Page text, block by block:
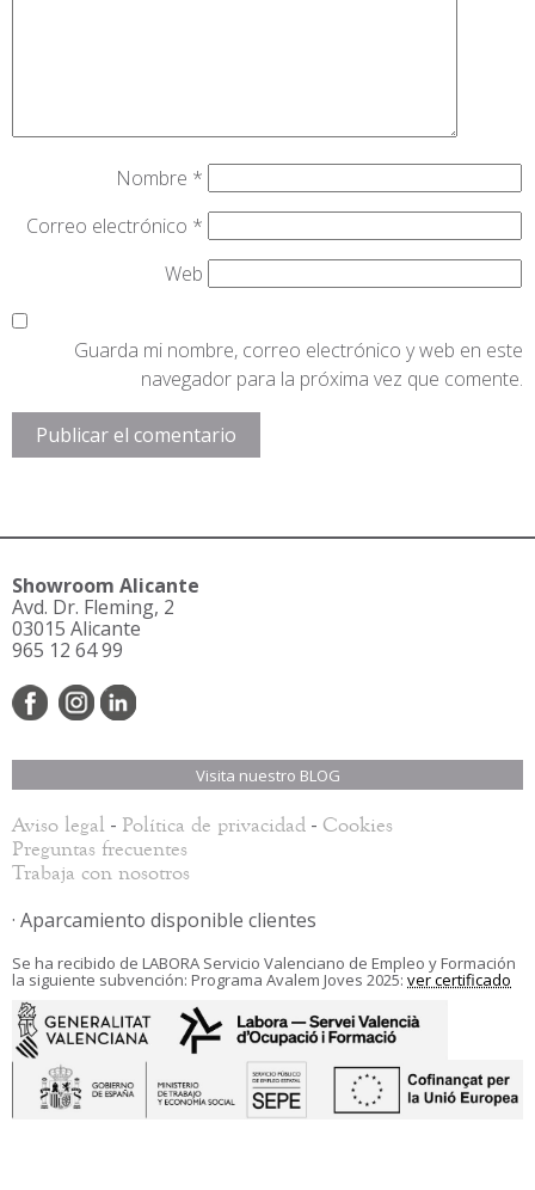
Nombre *
Correo electrónico *
Web
Guarda mi nombre, correo electrónico y web en este
navegador para la próxima vez que comente.
Showroom Alicante
Avd. Dr. Fleming, 2
03015 Alicante
965 12 64 99
Visita nuestro BLOG
Aviso legal - Política de privacidad - Cookies
Preguntas frecuentes
Trabaja con nosotros
· Aparcamiento disponible clientes
Se ha recibido de LABORA Servicio Valenciano de Empleo y Formación
la siguiente subvención: Programa Avalem Joves 2025: ver certificado